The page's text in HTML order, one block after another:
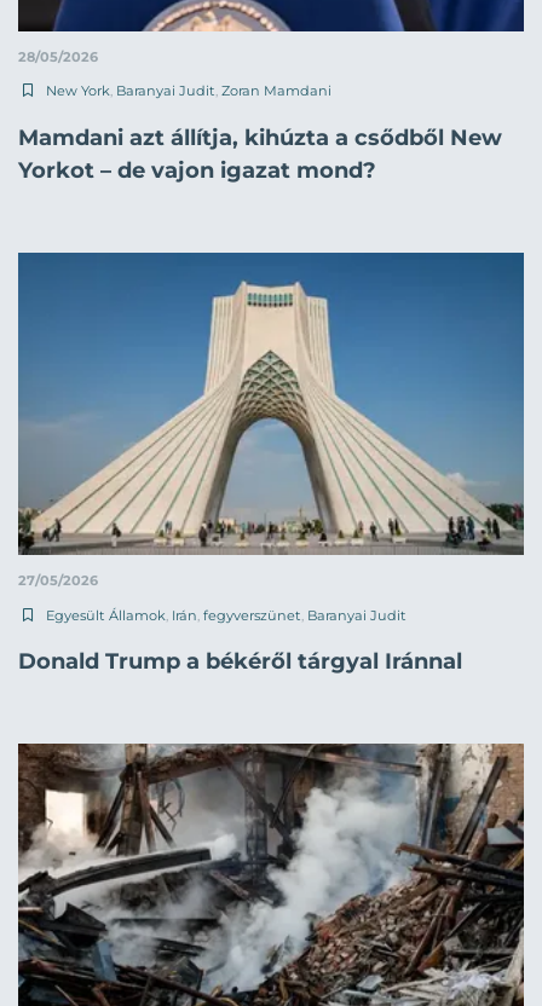
28/05/2026
New York, Baranyai Judit, Zoran Mamdani
Mamdani azt állítja, kihúzta a csődből New
Yorkot – de vajon igazat mond?
27/05/2026
Egyesült Államok Irán fegyverszünet Baranyai Judit
Donald Trump a békéről tárgyal Iránnal